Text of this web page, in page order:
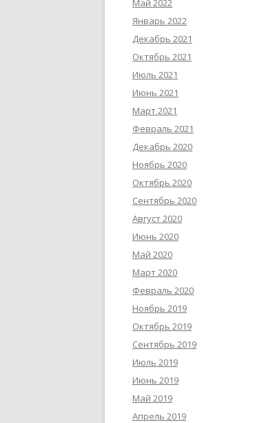
Май 2022
Январь 2022
Декабрь 2021
Октябрь 2021
Июль 2021
Июнь 2021
Март 2021
Февраль 2021
Декабрь 2020
Ноябрь 2020
Октябрь 2020
Сентябрь 2020
Август 2020
Июнь 2020
Май 2020
Март 2020
Февраль 2020
Ноябрь 2019
Октябрь 2019
Сентябрь 2019
Июль 2019
Июнь 2019
Май 2019
Апрель 2019